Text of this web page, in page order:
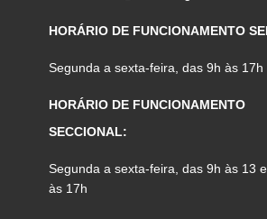
HORÁRIO DE FUNCIONAMENTO
Segunda a sexta-feira, das 9h às 17h
HORÁRIO DE FUNCIONAMENTO
SECCIONAL:
Segunda a sexta-feira, das 9h às 13
às 17h